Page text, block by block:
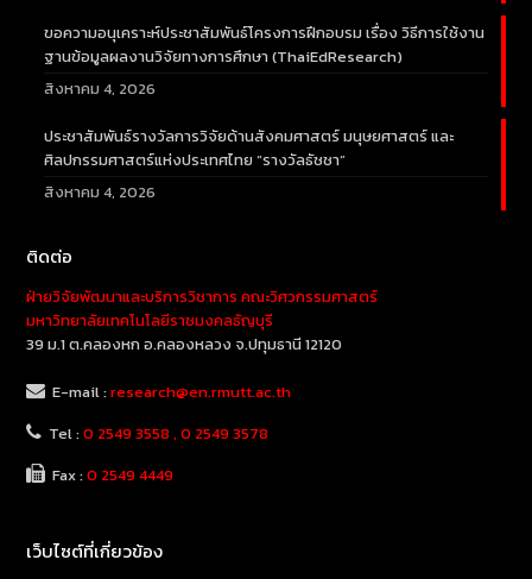
ขอความอนุเคราะห์ประชาสัมพันธ์โครงการฝึกอบรม เรื่อง วิธีการใช้งาน
ฐานข้อมูลผลงานวิจัยทางการศึกษา (ThaiEdResearch)
สิงหาคม 4, 2026
ประชาสัมพันธ์รางวัลการวิจัยด้านสังคมศาสตร์ มนุษยศาสตร์ และ
ศิลปกรรมศาสตร์แห่งประเทศไทย “รางวัลธัชชา”
สิงหาคม 4, 2026
ติดต่อ
ฝ่ายวิจัยพัฒนาและบริการวิชาการ คณะวิศวกรรมศาสตร์
มหาวิทยาลัยเทคโนโลยีราชมงคลธัญบุรี
39 ม.1 ต.คลองหก อ.คลองหลวง จ.ปทุมธานี 12120
E-mail :research@en.rmutt.ac.th
Tel :0 2549 3558 , 0 2549 3578
Fax :0 2549 4449
เว็บไซต์ที่เกี่ยวข้อง